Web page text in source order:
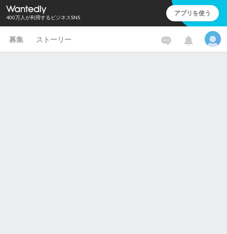
400万人が利用するビジネスSNS アプリを使う
募集 ストーリー